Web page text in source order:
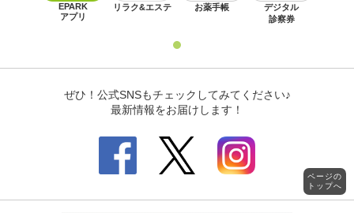
ページの
トップへ